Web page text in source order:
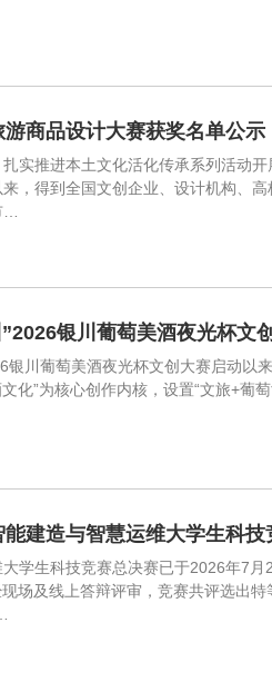
商品设计大赛获奖名单公示
实推进本土文化活化传承系列活动
，得到全国文创企业、设计机构、
银川葡萄美酒夜光杯文
银川葡萄美酒夜光杯文创大赛启动
化”为核心创作内核，设置“文旅+
建造与智慧运维大学生科技
学生科技竞赛总决赛已于2026年7
场及线上答辩评审，竞赛共评选出